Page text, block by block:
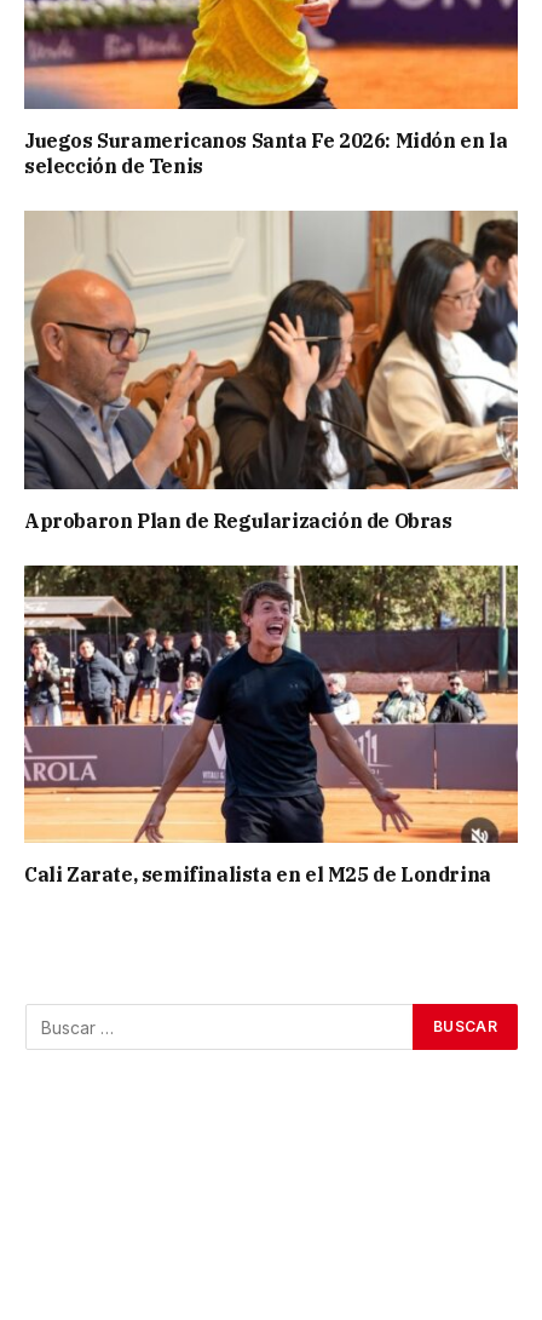
Juegos Suramericanos Santa Fe 2026: Midón en la
selección de Tenis
Aprobaron Plan de Regularización de Obras
Cali Zarate, semifinalista en el M25 de Londrina